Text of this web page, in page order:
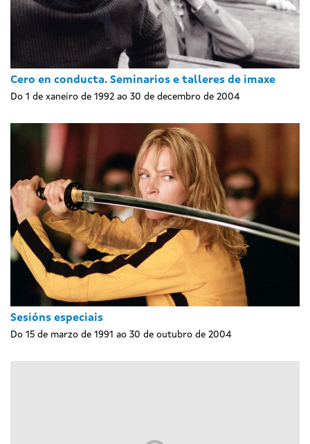
Cero en conducta. Seminarios e talleres de imaxe
Do 1 de xaneiro de 1992 ao 30 de decembro de 2004
Sesións especiais
Do 15 de marzo de 1991 ao 30 de outubro de 2004